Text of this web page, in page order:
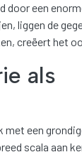
door een
liggen de
creëert het
als
met een
scala aan